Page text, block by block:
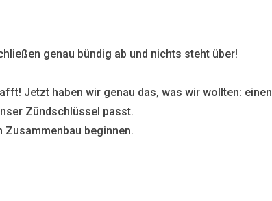
genau bündig ab und nichts steht über!
Jetzt haben wir genau das, was wir wollten: einen
Zündschlüssel passt.
Zusammenbau beginnen.